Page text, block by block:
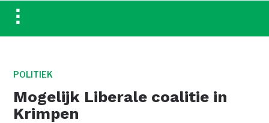
Toggle
sidebar
POLITIEK
Mogelijk Liberale coalitie in
Krimpen